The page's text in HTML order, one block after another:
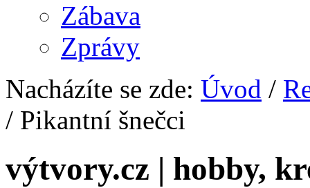
Zábava
Zprávy
Nacházíte se zde: Úvod /
/ Pikantní šnečci
výtvory.cz | hobby,